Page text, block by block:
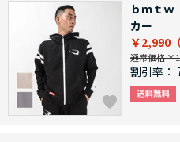
ｂｍｔ
カー
￥2,990
通常価格 ￥
割引率：